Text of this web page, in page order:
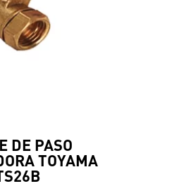
DE PASO
TOYAMA